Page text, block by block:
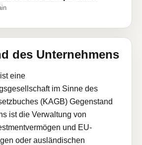
des Unternehmens
eine
im Sinne des
(KAGB) Gegenstand
ist die Verwaltung von
und EU-
oder ausländischen